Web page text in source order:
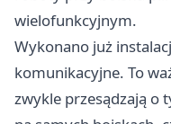
wielofunkcyjnym.
Wykonano już
komunikacyjne. To
zwykle przesądzają o